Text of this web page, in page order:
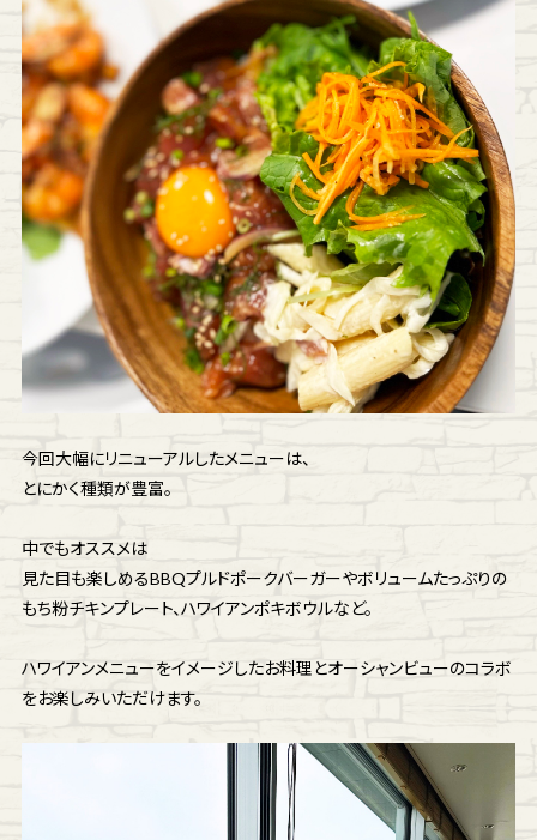
今回大幅にリニューアルしたメニューは、
とにかく種類が豊富。
中でもオススメは
見た目も楽しめるBBQプルドポークバーガーやボリュームたっぷりの
もち粉チキンプレート、ハワイアンポキボウルなど。
ハワイアンメニューをイメージしたお料理とオーシャンビューのコラボ
をお楽しみいただけます。